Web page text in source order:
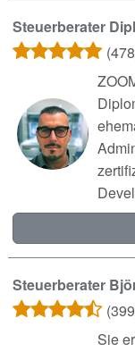
Steuerberater
Steuerberater
Sie